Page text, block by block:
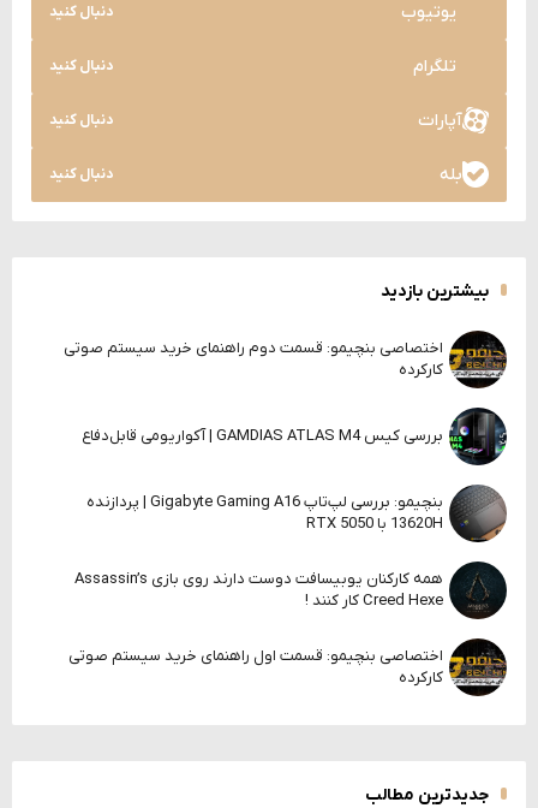
یوتیوب دنبال کنید
تلگرام دنبال کنید
آپارات دنبال کنید
بله دنبال کنید
بیشترین بازدید
اختصاصی بنچیمو: قسمت دوم راهنمای خرید سیستم صوتی
کارکرده
بررسی کیس GAMDIAS ATLAS M4 | آکواریومی قابل‌دفاع
بنچیمو: بررسی لپ‌تاپ Gigabyte Gaming A16 | پردازنده
13620H با RTX 5050
همه کارکنان یوبیسافت دوست دارند روی بازی Assassin’s
Creed Hexe کار کنند !
اختصاصی بنچیمو: قسمت اول راهنمای خرید سیستم صوتی
کارکرده
جدیدترین مطالب